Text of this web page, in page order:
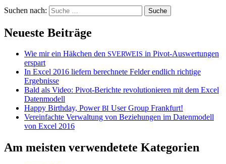
Suchen nach:
Neueste Beiträge
Wie mir ein Häkchen den SVERWEIS in Pivot-Auswertungen
erspart
In Excel 2016 liefern berechnete Felder endlich richtige
Ergebnisse
Bald als Video: Pivot-Berichte revolutionieren mit dem Excel
Datenmodell
Happy Birthday, PowerBI User Group Frankfurt!
Vereinfachte Verwaltung von Beziehungen im Datenmodell
von Excel 2016
Am meisten verwendetete Kategorien